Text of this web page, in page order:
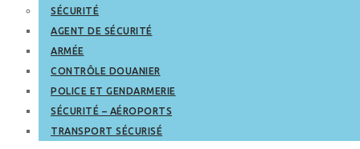
SÉCURITÉ
AGENT DE SÉCURITÉ
ARMÉE
CONTRÔLE DOUANIER
POLICE ET GENDARMERIE
SÉCURITÉ – AÉROPORTS
TRANSPORT SÉCURISÉ